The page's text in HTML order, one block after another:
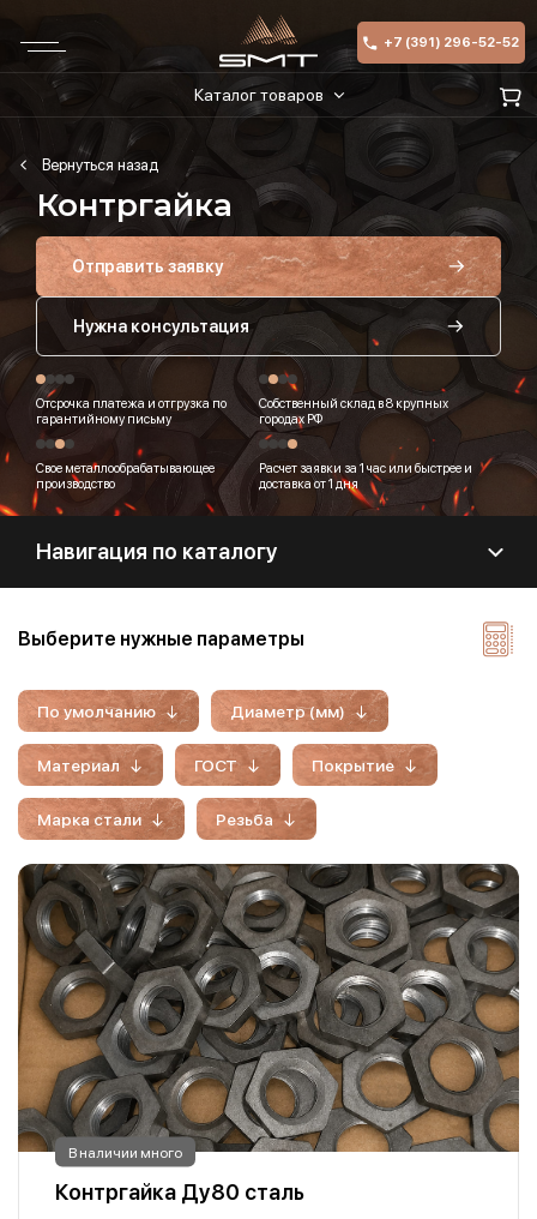
+7 (391) 296-52-52
Каталог товаров
Контргайка
Отправить заявку
Нужна консультация
Отсрочка платежа и отгрузка по
гарантийному письму
Собственный склад в 8 крупных
городах РФ
Свое металлообрабатывающее
производство
Расчет заявки за 1 час или быстрее и
доставка от 1 дня
Навигация по каталогу
Выберите нужные параметры
По умолчанию Диаметр (мм)
Материал ГОСТ Покрытие
Марка стали Резьба
В наличии много
Контргайка Ду80 сталь